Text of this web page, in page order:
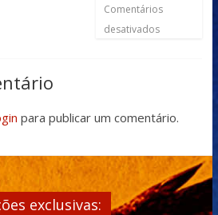
Comentários
desativados
para publicar um comentário.
exclusivas: